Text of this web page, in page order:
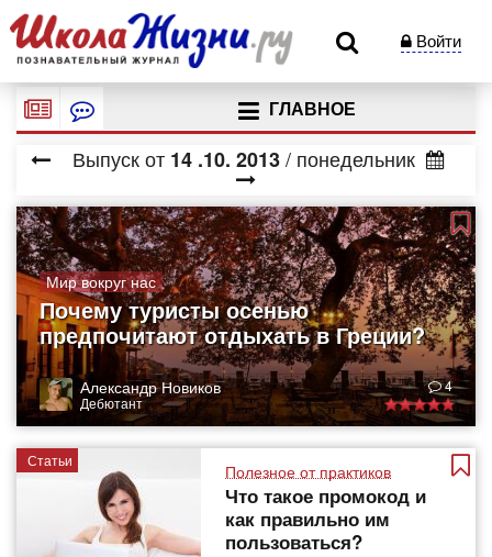
Войти
ГЛАВНОЕ
Выпуск от 14 .10. 2013/ понедельник
Мир вокруг нас
Почему туристы осенью
предпочитают отдыхать в Греции?
Александр Новиков
Дебютант
4
Статьи
Полезное от практиков
Что такое промокод и
как правильно им
пользоваться?